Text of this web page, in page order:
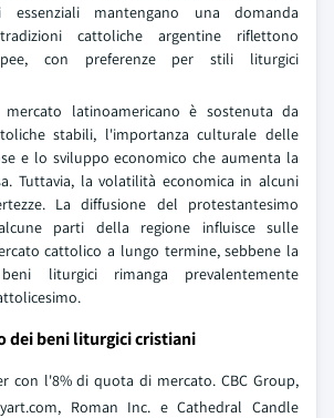
essenziali mantengano una domanda
cattoliche argentine riflettono
con preferenze per stili liturgici
latinoamericano è sostenuta da
stabili, l'importanza culturale delle
e lo sviluppo economico che aumenta la
Tuttavia, la volatilità economica in alcuni
La diffusione del protestantesimo
parti della regione influisce sulle
cattolico a lungo termine, sebbene la
liturgici rimanga prevalentemente
dei beni liturgici cristiani
con l'8% di quota di mercato. CBC Group,
Roman Inc. e Cathedral Candle